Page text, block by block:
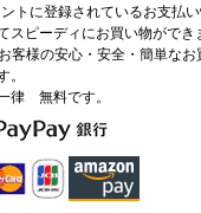
ントに登録されているお支払
スピーディにお買い物ができ
客様の安心・安全・簡単な
。
律 無料です。